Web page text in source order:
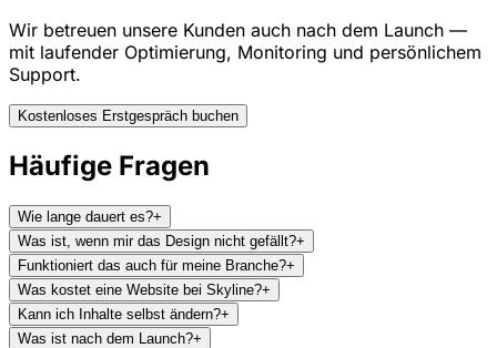
Wir betreuen unsere Kunden auch nach dem Launch —
mit laufender Optimierung, Monitoring und persönlichem
Support.
Kostenloses Erstgespräch buchen
Häufige Fragen
Wie lange dauert es?+
Was ist, wenn mir das Design nicht gefällt?+
Funktioniert das auch für meine Branche?+
Was kostet eine Website bei Skyline?+
Kann ich Inhalte selbst ändern?+
Was ist nach dem Launch?+